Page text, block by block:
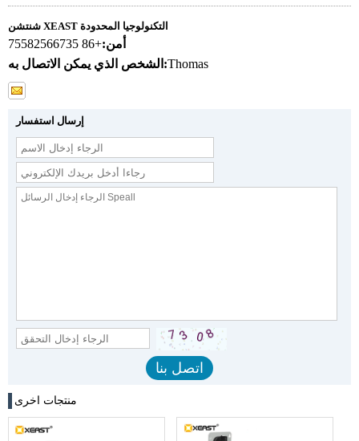
شنتشن XEAST التكنولوجيا المحدودة
أمن:+86 75582566735
الشخص الذي يمكن الاتصال به:Thomas
إرسال استفسار
منتجات اخرى